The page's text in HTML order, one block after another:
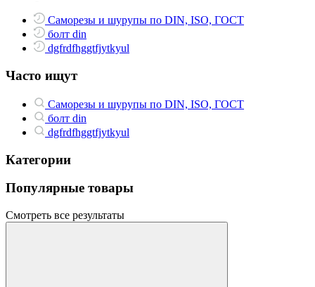
Саморезы и шурупы по DIN, ISO, ГОСТ
болт din
dgfrdfhggtfjytkyul
Часто ищут
Саморезы и шурупы по DIN, ISO, ГОСТ
болт din
dgfrdfhggtfjytkyul
Категории
Популярные товары
Смотреть все результаты